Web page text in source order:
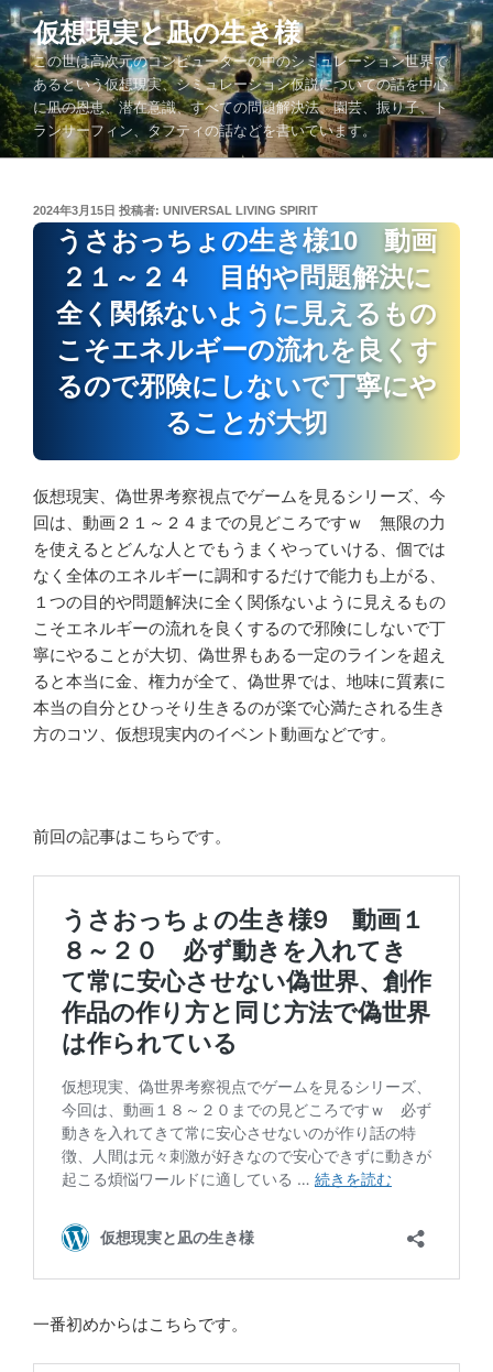
コ
ン
テ
ン
ツ
へ
仮想現実と凪の生き様
この世は高次元のコンピューターの中のシミュレーション世界で
あるという仮想現実、シミュレーション仮説についての話を中心
に凪の恩恵、潜在意識、すべての問題解決法、園芸、振り子、ト
ランサーフィン、タフティの話などを書いています。
投
稿
2024年3月15日 投稿者: UNIVERSAL LIVING SPIRIT
うさおっちょの生き様10 動画
２１～２４ 目的や問題解決に
全く関係ないように見えるもの
こそエネルギーの流れを良くす
るので邪険にしないで丁寧にや
ることが大切
仮想現実、偽世界考察視点でゲームを見るシリーズ、今
回は、動画２１～２４までの見どころですｗ 無限の力
を使えるとどんな人とでもうまくやっていける、個では
なく全体のエネルギーに調和するだけで能力も上がる、
１つの目的や問題解決に全く関係ないように見えるもの
こそエネルギーの流れを良くするので邪険にしないで丁
寧にやることが大切、偽世界もある一定のラインを超え
ると本当に金、権力が全て、偽世界では、地味に質素に
本当の自分とひっそり生きるのが楽で心満たされる生き
方のコツ、仮想現実内のイベント動画などです。
前回の記事はこちらです。
一番初めからはこちらです。